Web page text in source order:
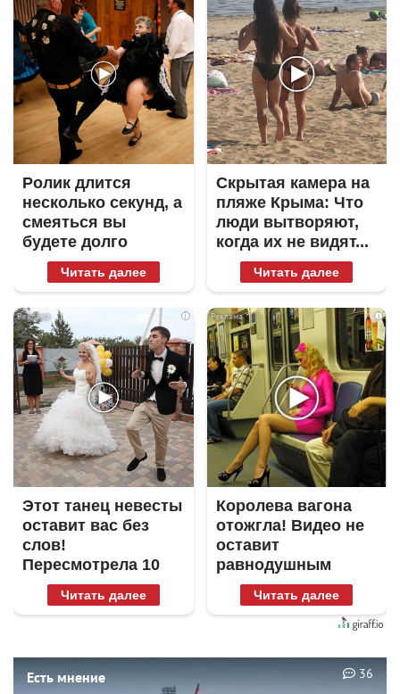
Ролик длится
несколько секунд, а
смеяться вы
будете долго
Читать далее
Скрытая камера на
пляже Крыма: Что
люди вытворяют,
когда их не видят...
Читать далее
i
Этот танец невесты
оставит вас без
слов!
Пересмотрела 10
раз
Читать далее
i
Королева вагона
отожгла! Видео не
оставит
равнодушным
Читать далее
Есть мнение 36